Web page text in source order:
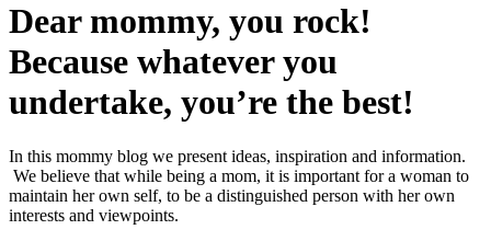
Dear mommy, you rock!
Because whatever you
undertake, you’re the best!
In this mommy blog we present ideas, inspiration and information.
We believe that while being a mom, it is important for a woman to
maintain her own self, to be a distinguished person with her own
interests and viewpoints.